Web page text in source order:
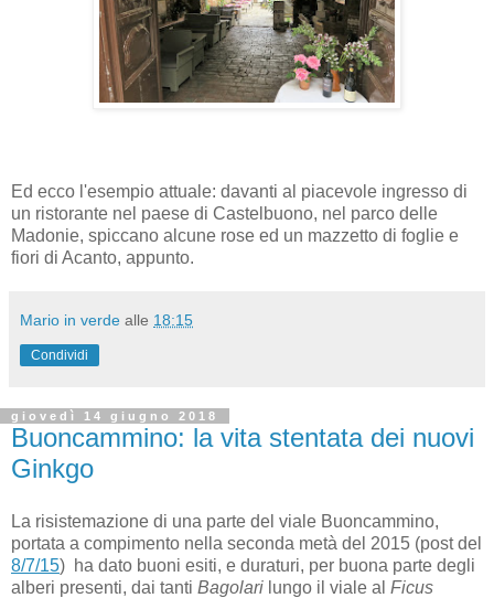
Ed ecco l'esempio attuale: davanti al piacevole ingresso di
un ristorante nel paese di Castelbuono, nel parco delle
Madonie, spiccano alcune rose ed un mazzetto di foglie e
fiori di Acanto, appunto.
Mario in verde alle 18:15
Condividi
giovedì 14 giugno 2018
Buoncammino: la vita stentata dei nuovi
Ginkgo
La risistemazione di una parte del viale Buoncammino,
portata a compimento nella seconda metà del 2015 (post del
8/7/15) ha dato buoni esiti, e duraturi, per buona parte degli
alberi presenti, dai tanti Bagolari lungo il viale al Ficus